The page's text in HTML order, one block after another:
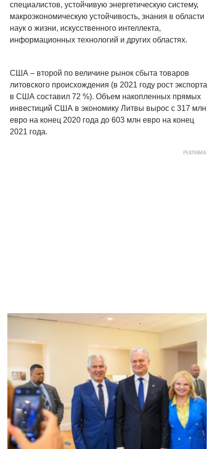
специалистов, устойчивую энергетическую систему,
макроэкономическую устойчивость, знания в области
наук о жизни, искусственного интеллекта,
информационных технологий и других областях.
США – второй по величине рынок сбыта товаров
литовского происхождения (в 2021 году рост экспорта
в США составил 72 %). Объем накопленных прямых
инвестиций США в экономику Литвы вырос с 317 млн
евро на конец 2020 года до 603 млн евро на конец
2021 года.